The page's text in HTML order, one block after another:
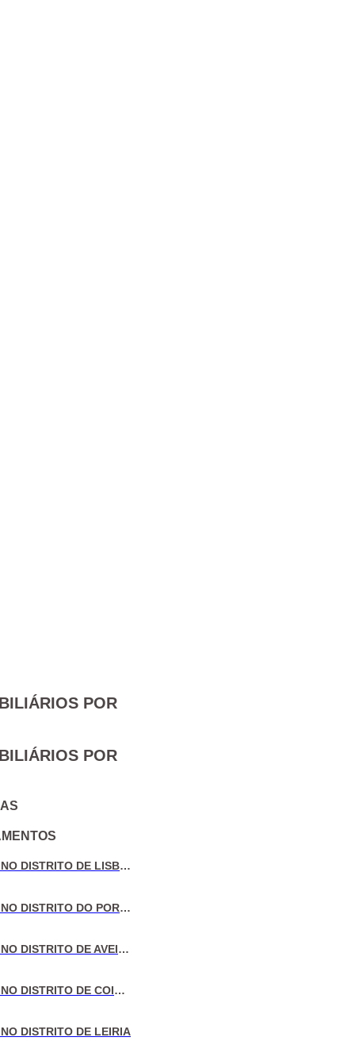
POR
POR
VENDA DE MORADIAS NO DISTRITO DE LISBOA
VENDA DE MORADIAS NO DISTRITO DO PORTO
VENDA DE MORADIAS NO DISTRITO DE AVEIRO
VENDA DE MORADIAS NO DISTRITO DE COIMBRA
DISTRITO DE LEIRIA